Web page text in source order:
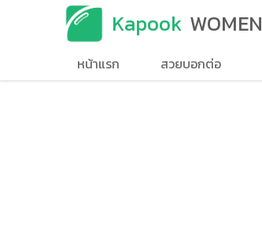
Kapook WOMEN
หน้าแรก สวยบอกต่อ